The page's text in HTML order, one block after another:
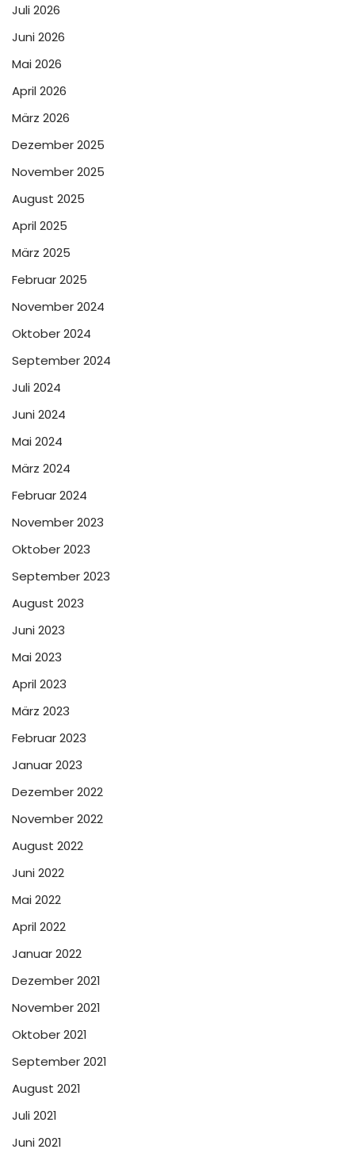
Juli 2026
Juni 2026
Mai 2026
April 2026
März 2026
Dezember 2025
November 2025
August 2025
April 2025
März 2025
Februar 2025
November 2024
Oktober 2024
September 2024
Juli 2024
Juni 2024
Mai 2024
März 2024
Februar 2024
November 2023
Oktober 2023
September 2023
August 2023
Juni 2023
Mai 2023
April 2023
März 2023
Februar 2023
Januar 2023
Dezember 2022
November 2022
August 2022
Juni 2022
Mai 2022
April 2022
Januar 2022
Dezember 2021
November 2021
Oktober 2021
September 2021
August 2021
Juli 2021
Juni 2021